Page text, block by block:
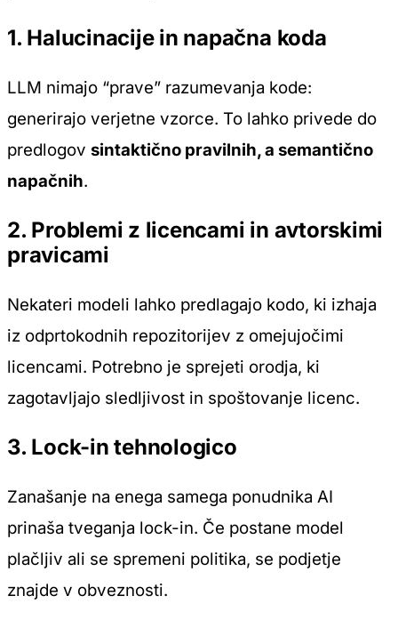
1. Halucinacije in napačna koda
LLM nimajo “prave” razumevanja kode:
generirajo verjetne vzorce. To lahko privede do
predlogov sintaktično pravilnih, a semantično
napačnih.
2. Problemi z licencami in avtorskimi
pravicami
Nekateri modeli lahko predlagajo kodo, ki izhaja
iz odprtokodnih repozitorijev z omejujočimi
licencami. Potrebno je sprejeti orodja, ki
zagotavljajo sledljivost in spoštovanje licenc.
3. Lock-in tehnologico
Zanašanje na enega samega ponudnika AI
prinaša tveganja lock-in. Če postane model
plačljiv ali se spremeni politika, se podjetje
znajde v obveznosti.